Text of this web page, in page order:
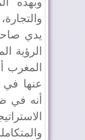
يدي
الرؤية
المغرب
عنها في
أنه في